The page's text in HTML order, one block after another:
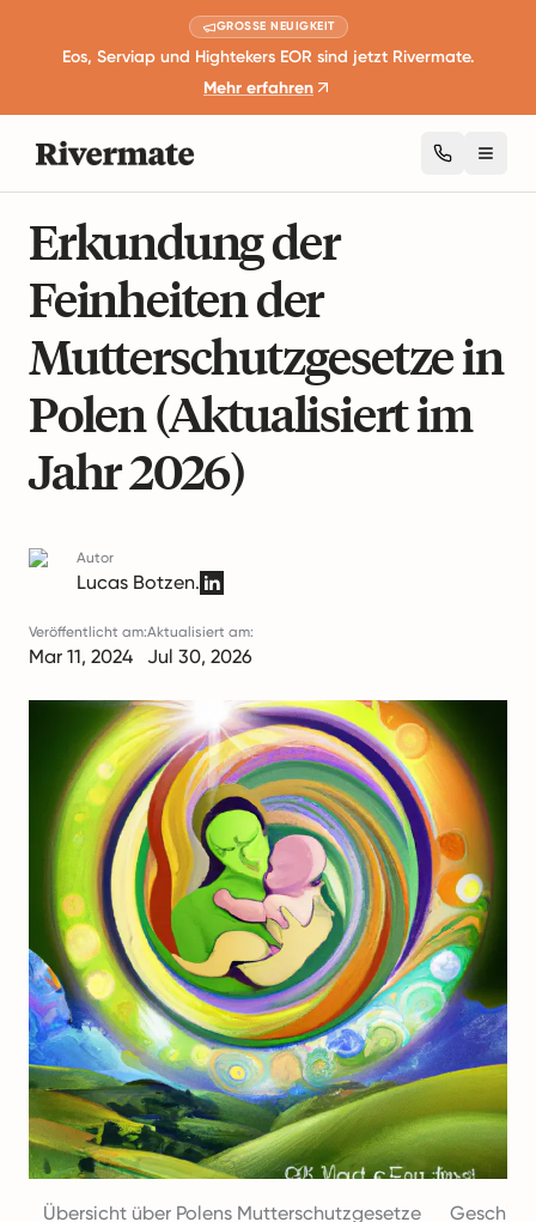
GROSSE NEUIGKEIT
Eos, Serviap und Hightekers EOR sind jetzt Rivermate.
Mehr erfahren
Erkundung der
Feinheiten der
Mutterschutzgesetze in
Polen (Aktualisiert im
Jahr 2026)
Autor
Lucas Botzen.
Veröffentlicht am:
Mar 11, 2024
Aktualisiert am:
Jul 30, 2026
Übersicht über Polens Mutterschutzgesetze